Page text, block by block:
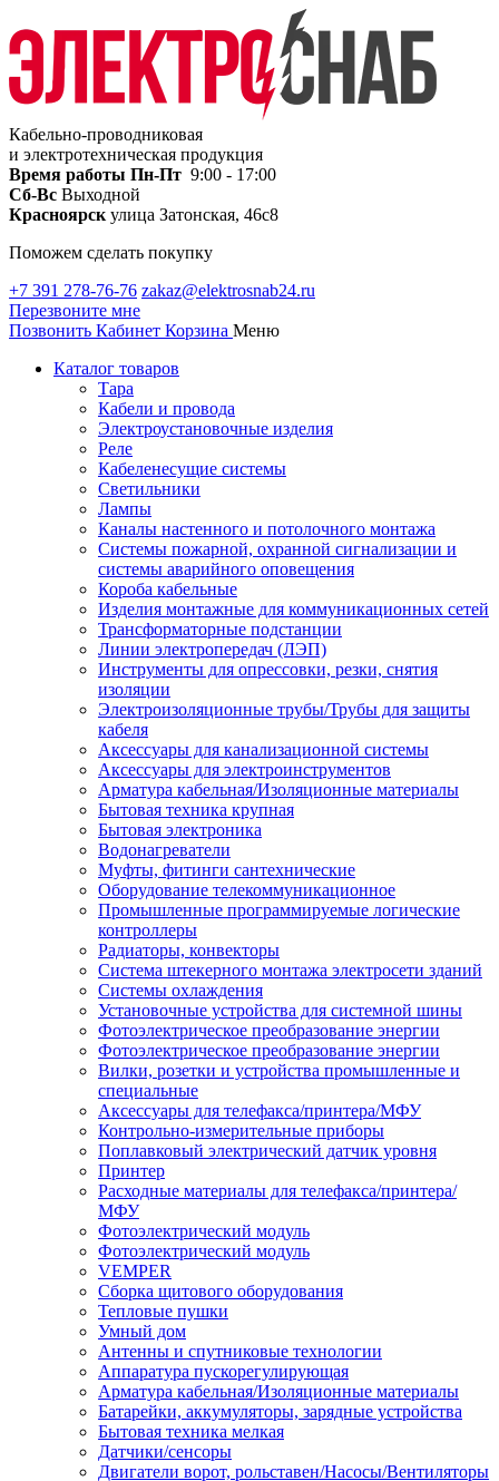
Кабельно-проводниковая
и электротехническая продукция
Время работы Пн-Пт 9:00 - 17:00
Сб-Вс Выходной
Красноярск улица Затонская, 46с8
Поможем сделать покупку
+7 391 278-76-76 zakaz@elektrosnab24.ru
Перезвоните мне
Позвонить Кабинет Корзина Меню
Каталог товаров
Тара
Кабели и провода
Электроустановочные изделия
Реле
Кабеленесущие системы
Светильники
Лампы
Каналы настенного и потолочного монтажа
Системы пожарной, охранной сигнализации и
системы аварийного оповещения
Короба кабельные
Изделия монтажные для коммуникационных сетей
Трансформаторные подстанции
Линии электропередач (ЛЭП)
Инструменты для опрессовки, резки, снятия
изоляции
Электроизоляционные трубы/Трубы для защиты
кабеля
Аксессуары для канализационной системы
Аксессуары для электроинструментов
Арматура кабельная/Изоляционные материалы
Бытовая техника крупная
Бытовая электроника
Водонагреватели
Муфты, фитинги сантехнические
Оборудование телекоммуникационное
Промышленные программируемые логические
контроллеры
Радиаторы, конвекторы
Система штекерного монтажа электросети зданий
Системы охлаждения
Установочные устройства для системной шины
Фотоэлектрическое преобразование энергии
Фотоэлектрическое преобразование энергии
Вилки, розетки и устройства промышленные и
специальные
Аксессуары для телефакса/принтера/МФУ
Контрольно-измерительные приборы
Поплавковый электрический датчик уровня
Принтер
Расходные материалы для телефакса/принтера/
МФУ
Фотоэлектрический модуль
Фотоэлектрический модуль
VEMPER
Сборка щитового оборудования
Тепловые пушки
Умный дом
Антенны и спутниковые технологии
Аппаратура пускорегулирующая
Арматура кабельная/Изоляционные материалы
Батарейки, аккумуляторы, зарядные устройства
Бытовая техника мелкая
Датчики/сенсоры
Двигатели ворот, рольставен/Насосы/Вентиляторы